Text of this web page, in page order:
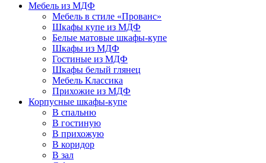
Мебель из МДФ
Мебель в стиле «Прованс»
Шкафы купе из МДФ
Белые матовые шкафы-купе
Шкафы из МДФ
Гостиные из МДФ
Шкафы белый глянец
Мебель Классика
Прихожие из МДФ
Корпусные шкафы-купе
В спальню
В гостиную
В прихожую
В коридор
В зал